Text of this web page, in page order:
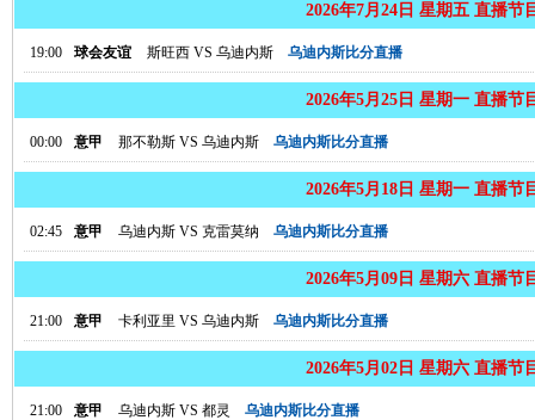
2026年7月24日 星期五 直播节
19:00 球会友谊 斯旺西 VS 乌迪内斯 乌迪内斯比分直播
2026年5月25日 星期一 直播节
00:00 意甲 那不勒斯 VS 乌迪内斯 乌迪内斯比分直播
2026年5月18日 星期一 直播节
02:45 意甲 乌迪内斯 VS 克雷莫纳 乌迪内斯比分直播
2026年5月09日 星期六 直播节
21:00 意甲 卡利亚里 VS 乌迪内斯 乌迪内斯比分直播
2026年5月02日 星期六 直播节
21:00 意甲 乌迪内斯 VS 都灵 乌迪内斯比分直播